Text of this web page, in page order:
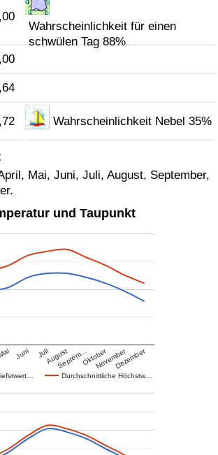
Wahrscheinlichkeit für einen
schwülen Tag 88%
Wahrscheinlichkeit Nebel 35%
Mai, Juni, Juli, August, September,
und Taupunkt
Durchschnittliche Höchstw…
Juni JuliAugustSeptem…OktoberNovemberDezember